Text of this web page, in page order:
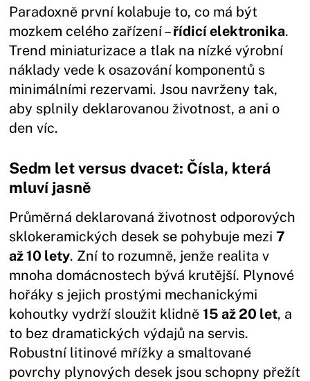
Paradoxně první kolabuje to, co má být
mozkem celého zařízení –řídicí elektronika.
Trend miniaturizace a tlak na nízké výrobní
náklady vede k osazování komponentů s
minimálními rezervami. Jsou navrženy tak,
aby splnily deklarovanou životnost, a ani o
den víc.
Sedm let versus dvacet: Čísla, která
mluví jasně
Průměrná deklarovaná životnost odporových
sklokeramických desek se pohybuje mezi7
až 10 lety. Zní to rozumně, jenže realita v
mnoha domácnostech bývá krutější. Plynové
hořáky s jejich prostými mechanickými
kohoutky vydrží sloužit klidně15 až 20 let, a
to bez dramatických výdajů na servis.
Robustní litinové mřížky a smaltované
povrchy plynových desek jsou schopny přežít